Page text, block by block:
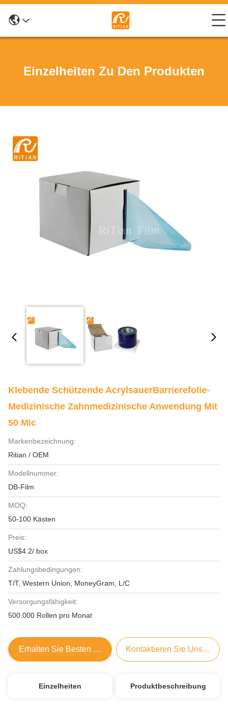
Einzelheiten Zu Den Produkten
Klebende Schützende AcrylsauerBarrierefolie-
Medizinische Zahnmedizinische Anwendung Mit
50 Mic
Markenbezeichnung:
Ritian / OEM
Modellnummer:
DB-Film
MOQ:
50-100 Kästen
Preis:
US$4.2/ box
Zahlungsbedingungen:
T/T, Western Union, MoneyGram, L/C
Versorgungsfähigkeit:
500.000 Rollen pro Monat
Erhalten Sie Besten Preis Kontaktieren Sie Uns Jetzt
Einzelheiten Produktbeschreibung